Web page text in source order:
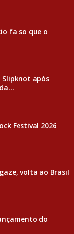
falso que o
Slipknot após
Festival 2026
volta ao Brasil
do